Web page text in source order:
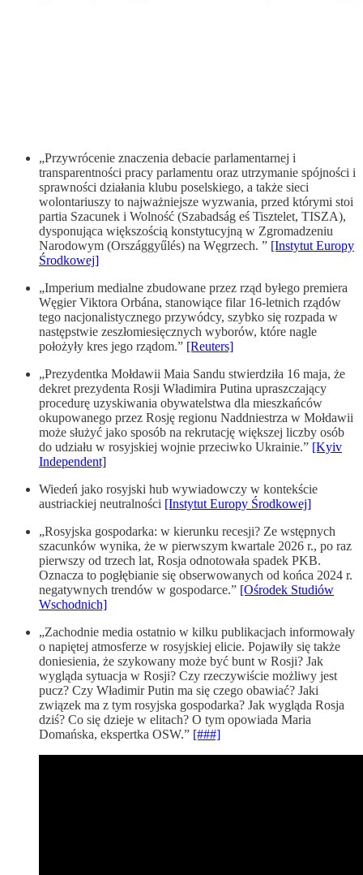
„Przywrócenie znaczenia debacie parlamentarnej i
transparentności pracy parlamentu oraz utrzymanie spójności i
sprawności działania klubu poselskiego, a także sieci
wolontariuszy to najważniejsze wyzwania, przed którymi stoi
partia Szacunek i Wolność (Szabadság eś Tisztelet, TISZA),
dysponująca większością konstytucyjną w Zgromadzeniu
Narodowym (Országgyűlés) na Węgrzech. ” [Instytut Europy
Środkowej]
„Imperium medialne zbudowane przez rząd byłego premiera
Węgier Viktora Orbána, stanowiące filar 16-letnich rządów
tego nacjonalistycznego przywódcy, szybko się rozpada w
następstwie zeszłomiesięcznych wyborów, które nagle
położyły kres jego rządom.” [Reuters]
„Prezydentka Mołdawii Maia Sandu stwierdziła 16 maja, że
dekret prezydenta Rosji Władimira Putina upraszczający
procedurę uzyskiwania obywatelstwa dla mieszkańców
okupowanego przez Rosję regionu Naddniestrza w Mołdawii
może służyć jako sposób na rekrutację większej liczby osób
do udziału w rosyjskiej wojnie przeciwko Ukrainie.” [Kyiv
Independent]
Wiedeń jako rosyjski hub wywiadowczy w kontekście
austriackiej neutralności [Instytut Europy Środkowej]
„Rosyjska gospodarka: w kierunku recesji? Ze wstępnych
szacunków wynika, że w pierwszym kwartale 2026 r., po raz
pierwszy od trzech lat, Rosja odnotowała spadek PKB.
Oznacza to pogłębianie się obserwowanych od końca 2024 r.
negatywnych trendów w gospodarce.” [Ośrodek Studiów
Wschodnich]
„Zachodnie media ostatnio w kilku publikacjach informowały
o napiętej atmosferze w rosyjskiej elicie. Pojawiły się także
doniesienia, że szykowany może być bunt w Rosji? Jak
wygląda sytuacja w Rosji? Czy rzeczywiście możliwy jest
pucz? Czy Władimir Putin ma się czego obawiać? Jaki
związek ma z tym rosyjska gospodarka? Jak wygląda Rosja
dziś? Co się dzieje w elitach? O tym opowiada Maria
Domańska, ekspertka OSW.” [###]